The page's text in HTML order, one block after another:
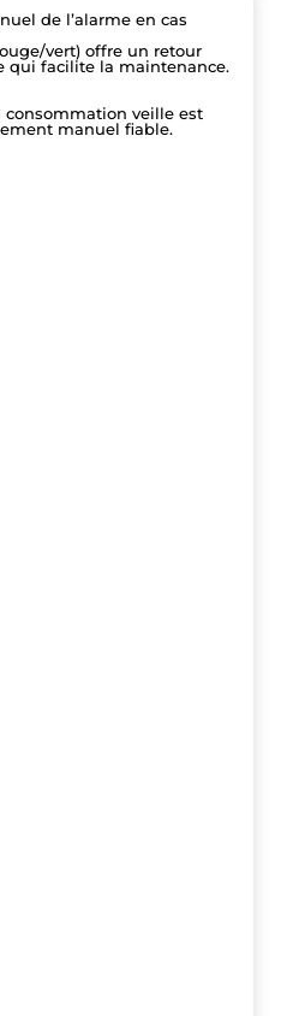
de l’alarme en cas
vert) offre un retour
qui facilite la maintenance.
consommation veille est
manuel fiable.